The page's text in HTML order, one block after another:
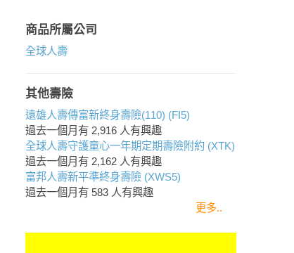
商品所屬公司
全球人壽
其他壽險
遠雄人壽傳富新終身壽險(110) (FI5)
過去一個月有 2,916 人有興趣
全球人壽守護童心一年期定期壽險附約 (XTK)
過去一個月有 2,162 人有興趣
富邦人壽新平準終身壽險 (XWS5)
過去一個月有 583 人有興趣
更多..